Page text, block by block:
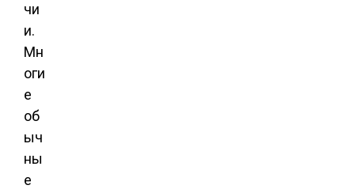
чи
и.
Мн
оги
е
об
ыч
ны
е